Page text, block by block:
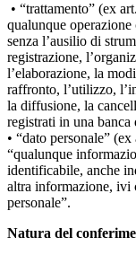
• “trattamento” (ex
qualunque
senza l’ausilio di
registrazione,
l’elaborazione, la
raffronto, l’utilizzo,
la diffusione, la
registrati in una banca
• “dato personale”
“qualunque
identificabile, anche
altra informazione, ivi
personale”.
Natura del